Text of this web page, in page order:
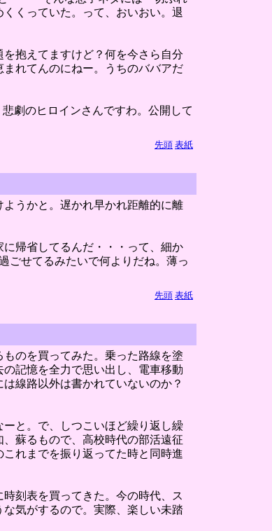
くっていた。って、おいおい。退
抱えてますけど？何を今さら自分
れてんのにねー。うちのババアだ
劇のヒロインさんですわ。公開して
先頭 表紙
うかと。遅かれ早かれ距離的に離
帰省してるんだ・・・って、細か
ごせてるみたいで何よりだね。薄っ
先頭 表紙
のを買ってみた。乗った路線を塗
記憶を全力で思い出し、電車移動
線路以外は書かれていないのか？
と。で、しつこいほど繰り返し繰
蘇るもので、高校時代の部活遠征
れまでを振り返ってた時と同時進
刻表を買ってきた。今の時代、ス
気がするので。実際、楽しい未踏